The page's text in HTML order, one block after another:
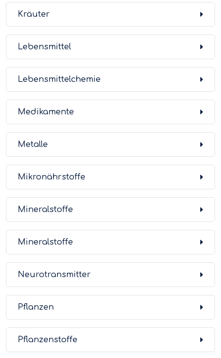
Kräuter
Lebensmittel
Lebensmittelchemie
Medikamente
Metalle
Mikronährstoffe
Mineralstoffe
Mineralstoffe
Neurotransmitter
Pflanzen
Pflanzenstoffe